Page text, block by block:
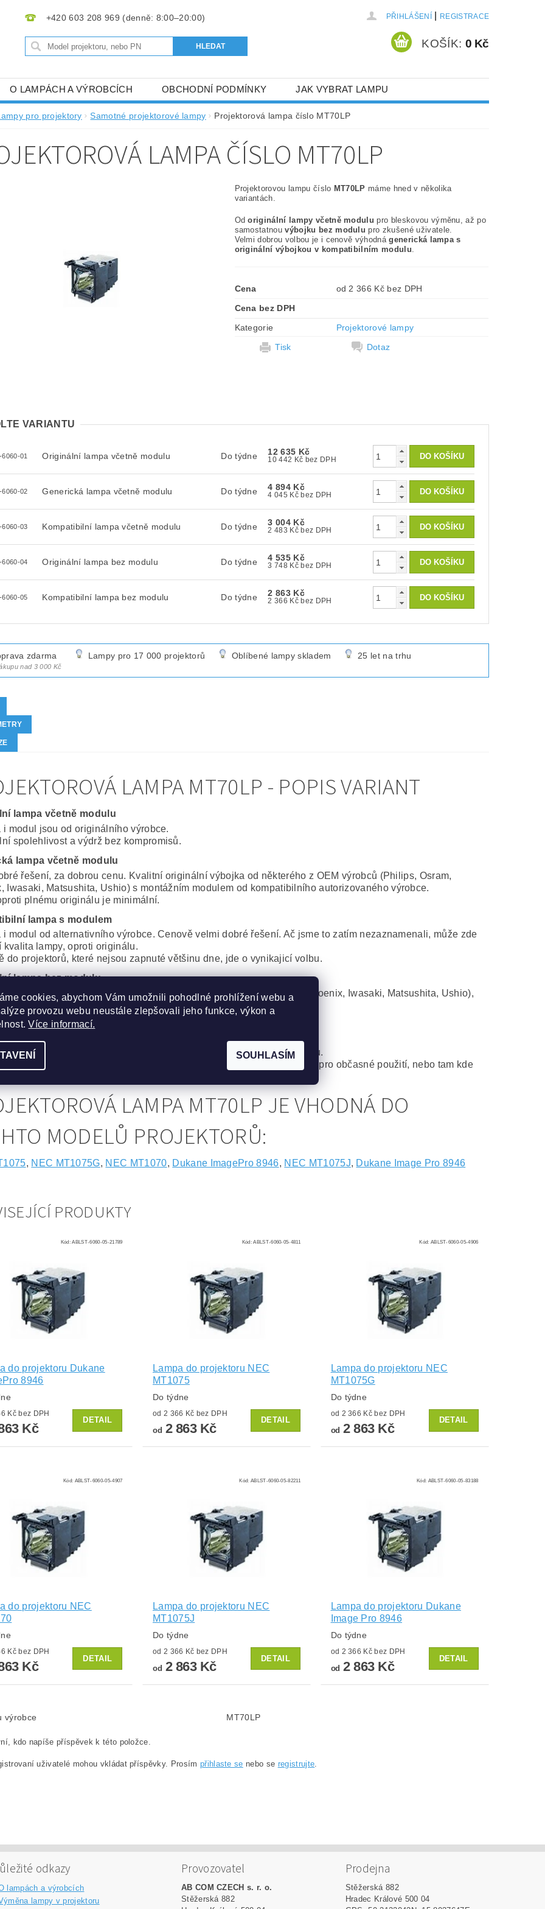
+420 603 208 969 PŘIHLÁŠENÍ REGISTRACE
KOŠÍK: 0 Kč
O LAMPÁCH A VÝROBCÍCH OBCHODNÍ PODMÍNKY JAK VYBRAT LAMPU
pro projektory Samotné projektorové lampy Projektorová lampa číslo MT70LP
LAMPA ČÍSLO MT70LP
Projektorovou lampu číslo MT70LP máme hned v několika
variantách.
Odoriginální lampy včetně modulu pro bleskovou výměnu, až po
samostatnouvýbojku bez modulu pro zkušené uživatele.
Velmi dobrou volbou je i cenově výhodnágenerická lampa s
originální výbojkou v kompatibilním modulu.
Cena
od 2 366 Kč bez DPH
Cena bez DPH
Kategorie
Projektorové lampy
Tisk
Dotaz
VARIANTU
6060-01 Originální lampa včetně modulu Do týdne 12 635 Kč
10 442 Kč bez DPH
6060-02 Generická lampa včetně modulu Do týdne 4 894 Kč
4 045 Kč bez DPH
6060-03 Kompatibilní lampa včetně modulu Do týdne 3 004 Kč
2 483 Kč bez DPH
6060-04 Originální lampa bez modulu Do týdne 4 535 Kč
3 748 Kč bez DPH
6060-05 Kompatibilní lampa bez modulu Do týdne 2 863 Kč
2 366 Kč bez DPH
zdarma
nad 3 000 Kč
Lampy pro 17 000 projektorů Oblíbené lampy skladem 25 let na trhu
LAMPA MT70LP - POPIS VARIANT
lampa včetně modulu
i modul jsou od originálního výrobce.
spolehlivost a výdrž bez kompromisů.
lampa včetně modulu
řešení, za dobrou cenu. Kvalitní originální výbojka od některého z OEM výrobců (Philips, Osram,
Iwasaki, Matsushita, Ushio) s montážním modulem od kompatibilního autorizovaného výrobce.
plnému originálu je minimální.
lampa s modulem
i modul od alternativního výrobce. Cenově velmi dobré řešení. Ač jsme to zatím nezaznamenali, může zde
kvalita lampy, oproti originálu.
do projektorů, které nejsou zapnuté většinu dne, jde o vynikajicí volbu.
lampa bez modulu
o originální výbojku od některého z OEM výrobců (Philips, Osram, Phoenix, Iwasaki, Matsushita, Ushio),
bez montážního modulu.
kvalita projekce, je stejná, jako u nového projektoru.
samotnou výbojku od alternativního výrobce, bez lampového modulu.
variantu, kterou nabízíme. Doporučujeme spíše do projektorů pro občasné použití, nebo tam kde
LAMPA MT70LP JE VHODNÁ DO
MODELŮ PROJEKTORŮ:
, NEC MT1075G, NEC MT1070, Dukane ImagePro 8946, NEC MT1075J, Dukane Image Pro 8946
PRODUKTY
Kód:ABLST-6060-05-21789
do projektoru Dukane
8946
od 2 366 Kč bez DPH
Kč
DETAIL
Kód:ABLST-6060-05-4811
Lampa do projektoru NEC
MT1075
Do týdne
od 2 366 Kč bez DPH
od 2 863 Kč
DETAIL
Kód: ABLST-6060-05-4906
Lampa do projektoru NEC
MT1075G
Do týdne
od 2 366 Kč bez DPH
od 2 863 Kč
DETAIL
Kód: ABLST-6060-05-4907
do projektoru NEC
od 2 366 Kč bez DPH
Kč
DETAIL
Kód: ABLST-6060-05-82211
Lampa do projektoru NEC
MT1075J
Do týdne
od 2 366 Kč bez DPH
od 2 863 Kč
DETAIL
Kód: ABLST-6060-05-83188
Lampa do projektoru Dukane
Image Pro 8946
Do týdne
od 2 366 Kč bez DPH
od 2 863 Kč
DETAIL
výrobce MT70LP
kdo napíše příspěvek k této položce.
uživatelé mohou vkládat příspěvky. Prosím přihlaste se nebo se registrujte.
odkazy
lampách a výrobcích
lampy v projektoru
Provozovatel
AB COM CZECH s. r. o.
Stěžerská 882
Prodejna
Stěžerská 882
Hradec Králové 500 04
cookies, abychom Vám umožnili pohodlné prohlížení webu a
provozu webu neustále zlepšovali jeho funkce, výkon a
Více informací.
SOUHLASÍM